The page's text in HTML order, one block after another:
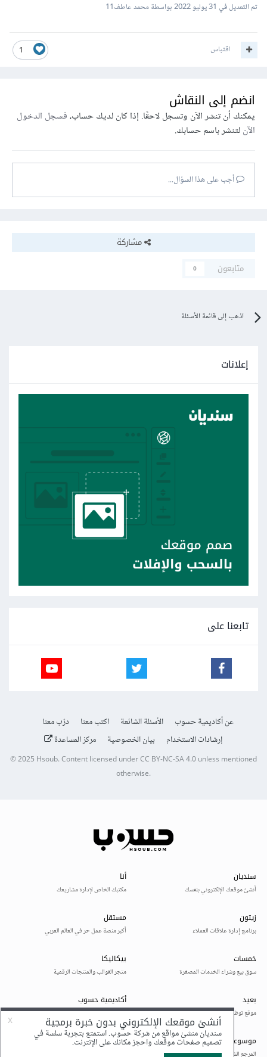
تم التعديل في 31 يوليو 2022 بواسطة محمد عاطف11
1 اقتباس
انضم إلى النقاش
يمكنك أن تنشر الآن وتسجل لاحقًا. إذا كان لديك حساب،فسجل الدخول
الآنلتنشر باسم حسابك.
أجب على هذا السؤال...
مشاركة
متابعون
0
اذهب إلى قائمة الأسئلة
إعلانات
تابعنا على
عن أكاديمية حسوب الأسئلة الشائعة اكتب معنا
درّب معنا
إرشادات الاستخدام
بيان الخصوصية مركز المساعدة
© 2025Hsoub.Content licensed underCC BY-NC-SA 4.0unless mentioned
otherwise.